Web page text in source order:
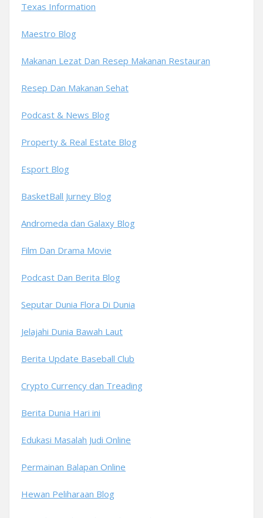
Texas Information
Maestro Blog
Makanan Lezat Dan Resep Makanan Restauran
Resep Dan Makanan Sehat
Podcast & News Blog
Property & Real Estate Blog
Esport Blog
BasketBall Jurney Blog
Andromeda dan Galaxy Blog
Film Dan Drama Movie
Podcast Dan Berita Blog
Seputar Dunia Flora Di Dunia
Jelajahi Dunia Bawah Laut
Berita Update Baseball Club
Crypto Currency dan Treading
Berita Dunia Hari ini
Edukasi Masalah Judi Online
Permainan Balapan Online
Hewan Peliharaan Blog